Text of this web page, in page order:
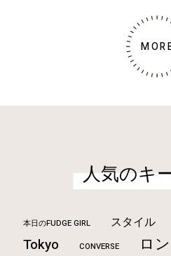
人気のキ
本日のFUDGE GIRL スタイル
Tokyo CONVERSE ロ